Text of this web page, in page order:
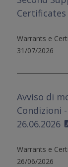
Certificates
Warrants e
31/07/2026
Avviso di
Condizioni
26.06.2026
Warrants e
26/06/2026